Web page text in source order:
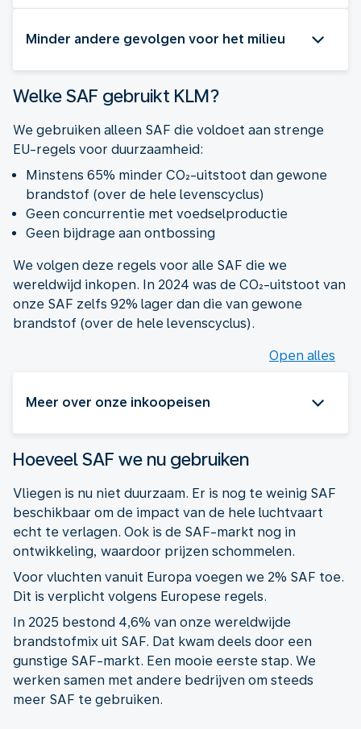
Minder andere gevolgen voor het milieu
Welke SAF gebruikt KLM?
We gebruiken alleen SAF die voldoet aan strenge
EU-regels voor duurzaamheid:
Minstens 65% minder CO₂-uitstoot dan gewone
brandstof (over de hele levenscyclus)
Geen concurrentie met voedselproductie
Geen bijdrage aan ontbossing
We volgen deze regels voor alle SAF die we
wereldwijd inkopen. In 2024 was de CO₂-uitstoot van
onze SAF zelfs 92% lager dan die van gewone
brandstof (over de hele levenscyclus).
Open alles
Meer over onze inkoopeisen
Hoeveel SAF we nu gebruiken
Vliegen is nu niet duurzaam. Er is nog te weinig SAF
beschikbaar om de impact van de hele luchtvaart
echt te verlagen. Ook is de SAF-markt nog in
ontwikkeling, waardoor prijzen schommelen.
Voor vluchten vanuit Europa voegen we 2% SAF toe.
Dit is verplicht volgens Europese regels.
In 2025 bestond 4,6% van onze wereldwijde
brandstofmix uit SAF. Dat kwam deels door een
gunstige SAF-markt. Een mooie eerste stap. We
werken samen met andere bedrijven om steeds
meer SAF te gebruiken.